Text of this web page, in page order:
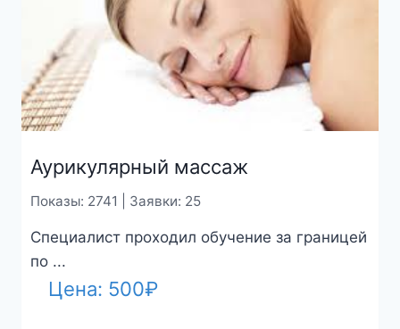
Аурикулярный массаж
Показы: 2741 | Заявки: 25
Специалист проходил обучение за границей
по ...
Цена: 500₽